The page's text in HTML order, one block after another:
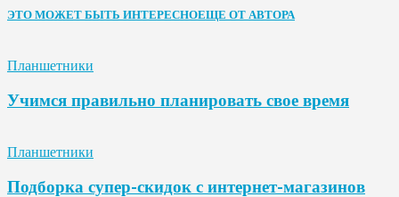
ЭТО МОЖЕТ БЫТЬ ИНТЕРЕСНОЕЩЕ ОТ АВТОРА
Планшетники
Учимся правильно планировать свое время
Планшетники
Подборка супер-скидок с интернет-магазинов